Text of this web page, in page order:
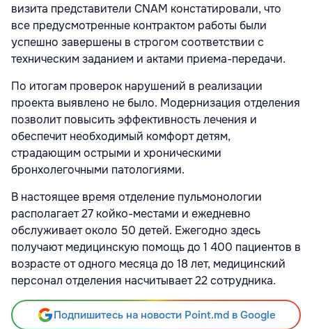
визита представители CNAM констатировали, что
все предусмотренные контрактом работы были
успешно завершены в строгом соответствии с
техническим заданием и актами приема-передачи.
По итогам проверок нарушений в реализации
проекта выявлено не было. Модернизация отделения
позволит повысить эффективность лечения и
обеспечит необходимый комфорт детям,
страдающим острыми и хроническими
бронхолегочными патологиями.
В настоящее время отделение пульмонологии
располагает 27 койко-местами и ежедневно
обслуживает около 50 детей. Ежегодно здесь
получают медицинскую помощь до 1 400 пациентов в
возрасте от одного месяца до 18 лет, медицинский
персонал отделения насчитывает 22 сотрудника.
Подпишитесь на новости Point.md в Google